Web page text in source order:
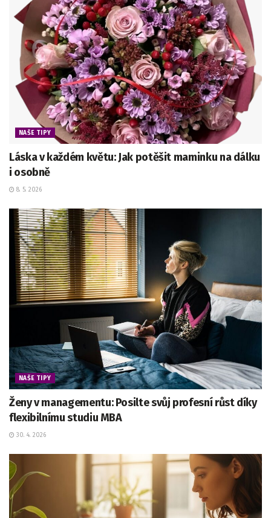
NAŠE TIPY
Láska v každém květu: Jak potěšit maminku na dálku
i osobně
8. 5. 2026
NAŠE TIPY
Ženy v managementu: Posilte svůj profesní růst díky
flexibilnímu studiu MBA
30. 4. 2026